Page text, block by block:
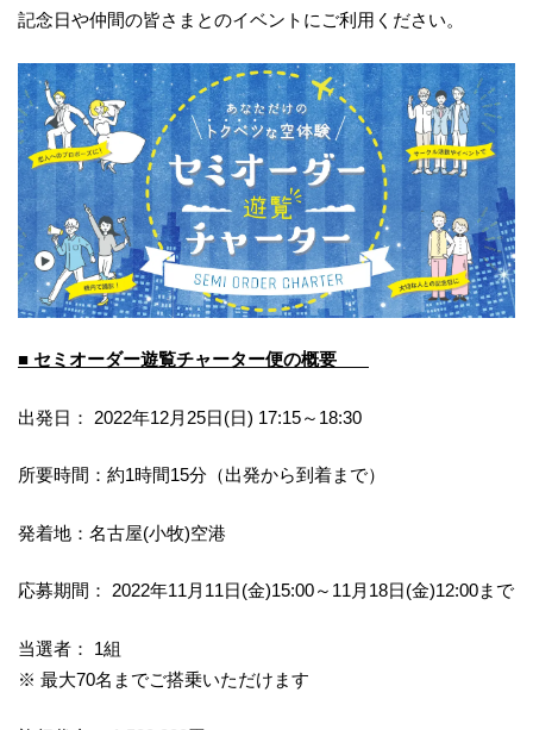
記念日や仲間の皆さまとのイベントにご利用ください。
■ セミオーダー遊覧チャーター便の概要
出発日： 2022年12月25日(日) 17:15～18:30
所要時間：約1時間15分（出発から到着まで）
発着地：名古屋(小牧)空港
応募期間： 2022年11月11日(金)15:00～11月18日(金)12:00まで
当選者： 1組
※ 最大70名までご搭乗いただけます